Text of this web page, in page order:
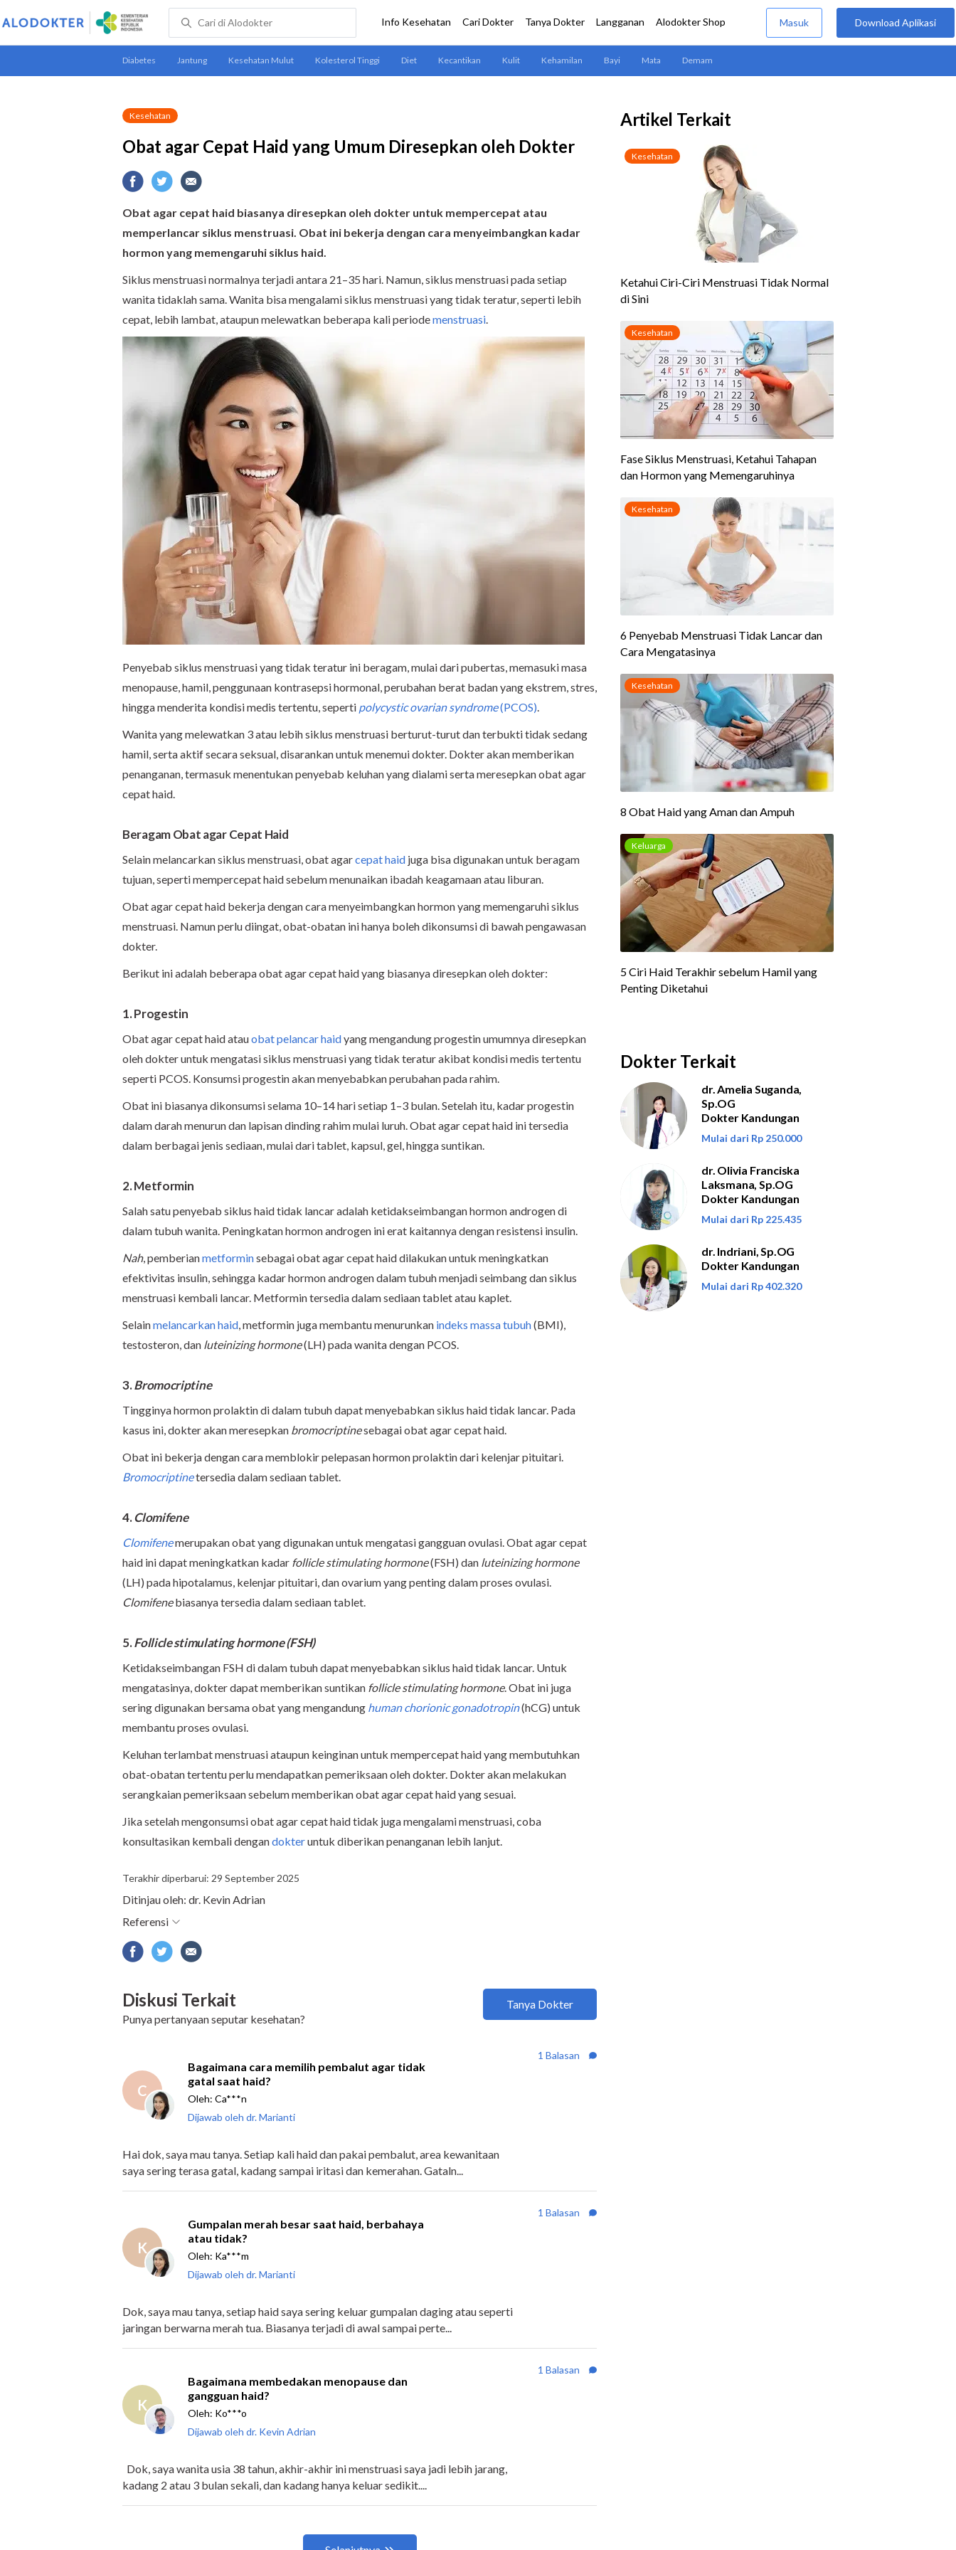
Kesehatan
Obat agar Cepat Haid yang Umum Diresepkan oleh Dokter
Obat agar cepat haid biasanya diresepkan oleh dokter untuk mempercepat atau
memperlancar siklus menstruasi. Obat ini bekerja dengan cara menyeimbangkan kadar
hormon yang memengaruhi siklus haid.
Siklus menstruasi normalnya terjadi antara 21–35 hari. Namun, siklus menstruasi pada setiap
wanita tidaklah sama. Wanita bisa mengalami siklus menstruasi yang tidak teratur, seperti lebih
cepat, lebih lambat, ataupun melewatkan beberapa kali periodemenstruasi.
Penyebab siklus menstruasi yang tidak teratur ini beragam, mulai dari pubertas, memasuki masa
menopause, hamil, penggunaan kontrasepsi hormonal, perubahan berat badan yang ekstrem, stres,
hingga menderita kondisi medis tertentu, seperti polycystic ovarian syndrome(PCOS).
Wanita yang melewatkan 3 atau lebih siklus menstruasi berturut-turut dan terbukti tidak sedang
hamil, serta aktif secara seksual, disarankan untuk menemui dokter. Dokter akan memberikan
penanganan, termasuk menentukan penyebab keluhan yang dialami serta meresepkan obat agar
cepat haid.
Beragam Obat agar Cepat Haid
Selain melancarkan siklus menstruasi, obat agarcepat haid juga bisa digunakan untuk beragam
tujuan, seperti mempercepat haid sebelum menunaikan ibadah keagamaan atau liburan.
Obat agar cepat haid bekerja dengan cara menyeimbangkan hormon yang memengaruhi siklus
menstruasi. Namun perlu diingat, obat-obatan ini hanya boleh dikonsumsi di bawah pengawasan
dokter.
Berikut ini adalah beberapa obat agar cepat haid yang biasanya diresepkan oleh dokter:
1. Progestin
Obat agar cepat haid atauobat pelancar haidyang mengandung progestin umumnya diresepkan
oleh dokter untuk mengatasi siklus menstruasi yang tidak teratur akibat kondisi medis tertentu
seperti PCOS. Konsumsi progestin akan menyebabkan perubahan pada rahim.
Obat ini biasanya dikonsumsi selama 10–14 hari setiap 1–3 bulan. Setelah itu, kadar progestin
dalam darah menurun dan lapisan dinding rahim mulai luruh. Obat agar cepat haid ini tersedia
dalam berbagai jenis sediaan, mulai dari tablet, kapsul, gel, hingga suntikan.
2. Metformin
Salah satu penyebab siklus haid tidak lancar adalah ketidakseimbangan hormon androgen di
dalam tubuh wanita. Peningkatan hormon androgen ini erat kaitannya dengan resistensi insulin.
Nah, pemberianmetforminsebagai obat agar cepat haid dilakukan untuk meningkatkan
efektivitas insulin, sehingga kadar hormon androgen dalam tubuh menjadi seimbang dan siklus
menstruasi kembali lancar. Metformin tersedia dalam sediaan tablet atau kaplet.
Selainmelancarkan haid, metformin juga membantu menurunkan indeks massa tubuh(BMI),
testosteron, dan luteinizing hormone(LH) pada wanita dengan PCOS.
3.Bromocriptine
Tingginya hormon prolaktin di dalam tubuh dapat menyebabkan siklus haid tidak lancar. Pada
kasus ini, dokter akan meresepkan bromocriptinesebagai obat agar cepat haid.
Obat ini bekerja dengan cara memblokir pelepasan hormon prolaktin dari kelenjar pituitari.
Bromocriptinetersedia dalam sediaan tablet.
4.Clomifene
Clomifenemerupakan obat yang digunakan untuk mengatasi gangguan ovulasi. Obat agar cepat
haid ini dapat meningkatkan kadar follicle stimulating hormone(FSH) dan luteinizing hormone
(LH) pada hipotalamus, kelenjar pituitari, dan ovarium yang penting dalam proses ovulasi.
Clomifenebiasanya tersedia dalam sediaan tablet.
5.Follicle stimulating hormone (FSH)
Ketidakseimbangan FSH di dalam tubuh dapat menyebabkan siklus haid tidak lancar. Untuk
mengatasinya, dokter dapat memberikan suntikan follicle stimulating hormone. Obat ini juga
sering digunakan bersama obat yang mengandung human chorionic gonadotropin(hCG) untuk
membantu proses ovulasi.
Keluhan terlambat menstruasi ataupun keinginan untuk mempercepat haid yang membutuhkan
obat-obatan tertentu perlu mendapatkan pemeriksaan oleh dokter. Dokter akan melakukan
serangkaian pemeriksaan sebelum memberikan obat agar cepat haid yang sesuai.
Jika setelah mengonsumsi obat agar cepat haid tidak juga mengalami menstruasi, coba
konsultasikan kembali dengandokteruntuk diberikan penanganan lebih lanjut.
Terakhir diperbarui: 29 September 2025
Artikel Terkait
Dokter Terkait